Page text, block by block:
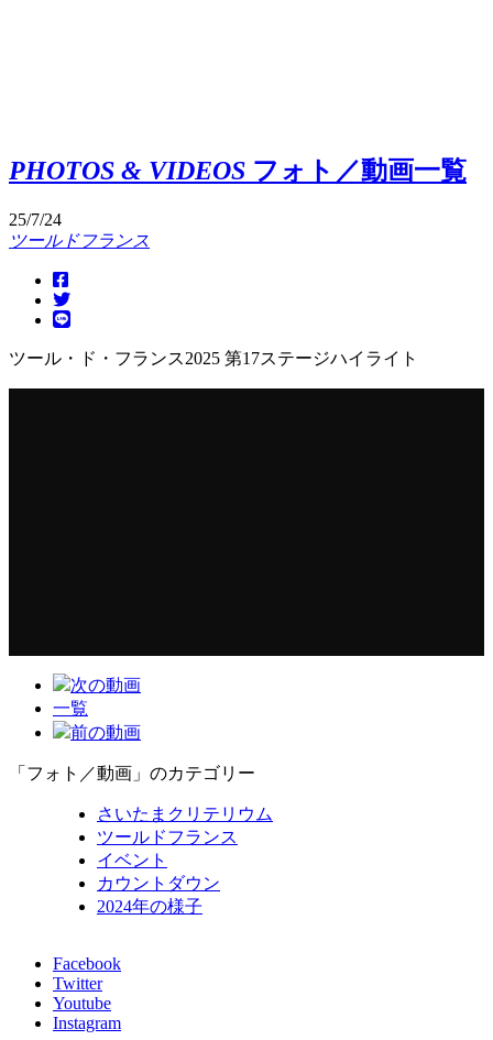
PHOTOS & VIDEOS フォト／動画一覧
25/7/24
ツールドフランス
ツール・ド・フランス2025 第17ステージハイライト
次の動画
一覧
前の動画
「フォト／動画」のカテゴリー
さいたまクリテリウム
ツールドフランス
イベント
カウントダウン
2024年の様子
Facebook
Twitter
Youtube
Instagram